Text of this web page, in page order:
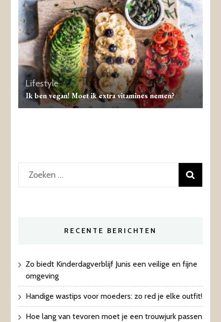
Lifestyle
Ik ben vegan! Moet ik extra vitamines nemen?
Zoeken
naar:
RECENTE BERICHTEN
Zo biedt Kinderdagverblijf Junis een veilige en fijne
omgeving
Handige wastips voor moeders: zo red je elke outfit!
Hoe lang van tevoren moet je een trouwjurk passen